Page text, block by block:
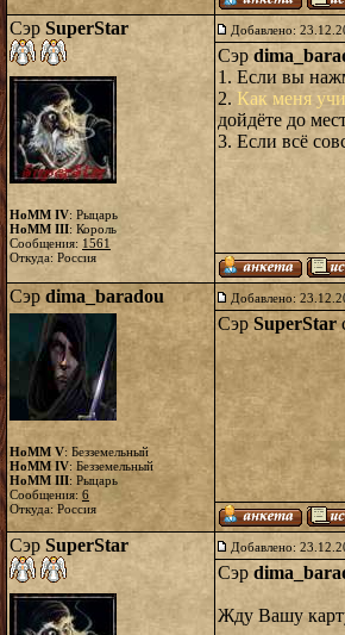
Сэр SuperStar
HoMM IV: Рыцарь
HoMM III: Король
Сообщения: 1561
Откуда: Россия
Добавлено:
Сэр
1. Если вы
2. Как меня
дойдёте до
3. Если всё
Сэр dima_baradou
HoMM V: Безземельный
HoMM IV: Безземельный
HoMM III: Рыцарь
Сообщения: 6
Откуда: Россия
Добавлено:
Сэр SuperStar
Сэр SuperStar Добавлено:
Сэр
Жду Вашу